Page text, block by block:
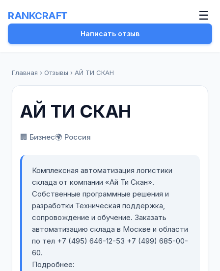
RANKCRAFT ☰
Написать отзыв
Главная › Отзывы › АЙ ТИ СКАН
АЙ ТИ СКАН
🏢 Бизнес🌍 Россия
Комплексная автоматизация логистики
склада от компании «Ай Ти Скан».
Собственные программные решения и
разработки Техническая поддержка,
сопровождение и обучение. Заказать
автоматизацию склада в Москве и области
по тел +7 (495) 646-12-53 +7 (499) 685-00-
60.
Подробнее: